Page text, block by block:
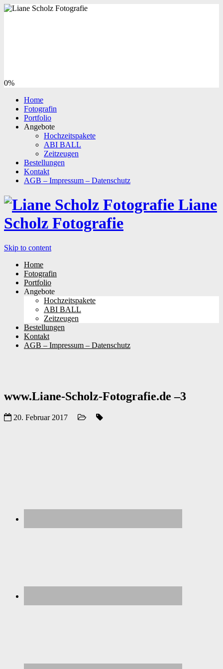
0%
Home
Fotografin
Portfolio
Angebote
Hochzeitspakete
ABI BALL
Zeitzeugen
Bestellungen
Kontakt
AGB – Impressum – Datenschutz
Liane
Scholz Fotografie
Skip to content
Home
Fotografin
Portfolio
Angebote
Hochzeitspakete
ABI BALL
Zeitzeugen
Bestellungen
Kontakt
AGB – Impressum – Datenschutz
www.Liane-Scholz-Fotografie.de –3
20. Februar 2017